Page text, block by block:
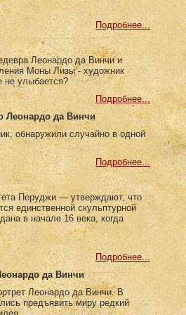
Подробнее...
Леонардо да Винчи и
Моны Лизы - художник
не улыбается?
Подробнее...
Леонардо да Винчи
обнаружили случайно в одной
Подробнее...
Перуджи — утверждают, что
единственной скульптурной
в начале 16 века, когда
Подробнее...
да Винчи
Леонардо да Винчи. В
предъявить миру редкий